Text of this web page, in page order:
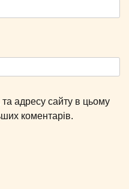
адресу сайту в цьому
коментарів.